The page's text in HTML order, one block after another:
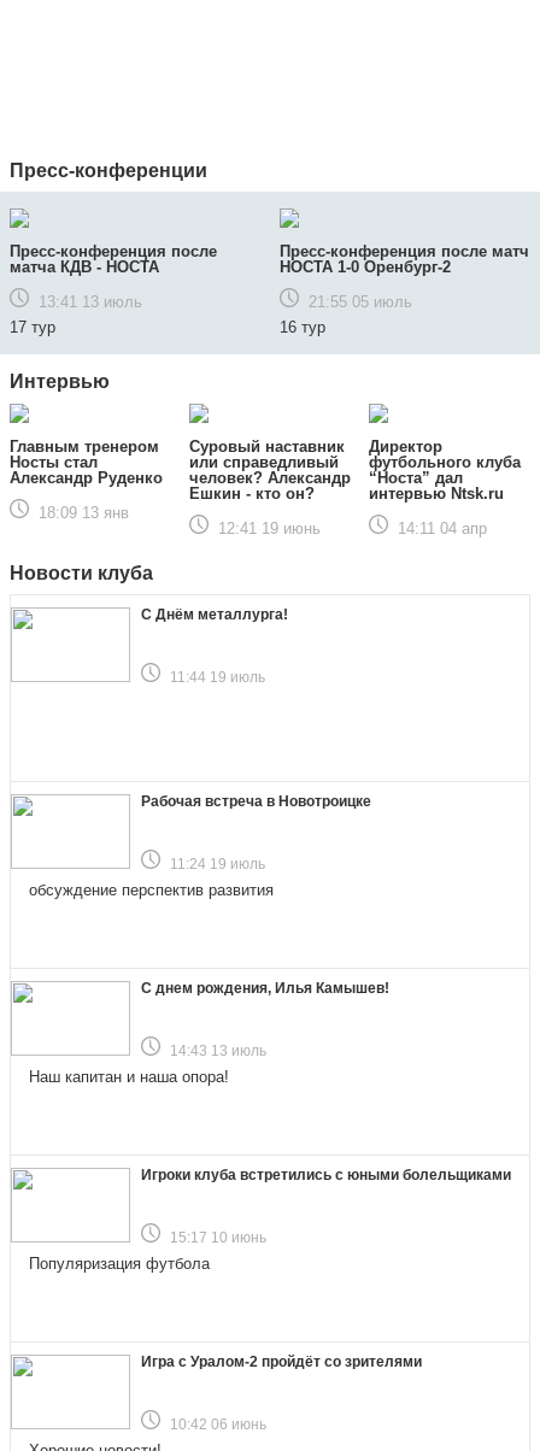
Пресс-конференции
Пресс-конференция после
матча КДВ - НОСТА
13:41 13 июль
17 тур
Пресс-конференция после матч
НОСТА 1-0 Оренбург-2
21:55 05 июль
16 тур
Интервью
Главным тренером
Носты стал
Александр Руденко
18:09 13 янв
Суровый наставник
или справедливый
человек? Александр
Ешкин - кто он?
12:41 19 июнь
Директор
футбольного клуба
“Носта” дал
интервью Ntsk.ru
14:11 04 апр
Новости клуба
С Днём металлурга!
11:44 19 июль
Рабочая встреча в Новотроицке
11:24 19 июль
обсуждение перспектив развития
С днем рождения, Илья Камышев!
14:43 13 июль
Наш капитан и наша опора!
Игроки клуба встретились с юными болельщиками
15:17 10 июнь
Популяризация футбола
Игра с Уралом-2 пройдёт со зрителями
10:42 06 июнь